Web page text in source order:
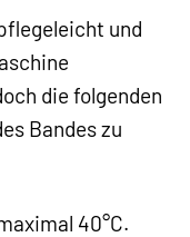
und
die folgenden
Bandes zu
40°C.